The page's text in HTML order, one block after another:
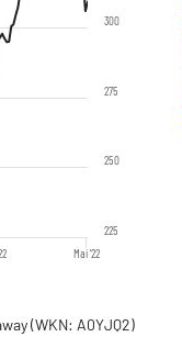
Mai '22
225
250
275
300
(WKN: A0YJQ2)